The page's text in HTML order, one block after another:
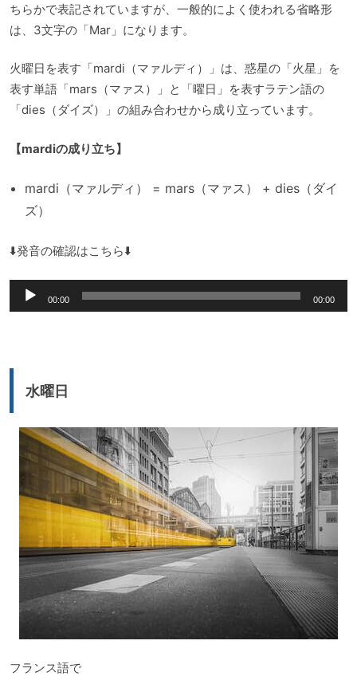
ちらかで表記されていますが、一般的によく使われる省略形
は、3文字の「Mar」になります。
火曜日を表す「mardi（マァルディ）」は、惑星の「火星」を
表す単語「mars（マァス）」と「曜日」を表すラテン語の
「dies（ダイズ）」の組み合わせから成り立っています。
【mardiの成り立ち】
mardi（マァルディ） = mars（マァス） + dies（ダイ
ズ）
⬇️発音の確認はこちら⬇️
声
ー
00:00 00:00
水曜日
フランス語で